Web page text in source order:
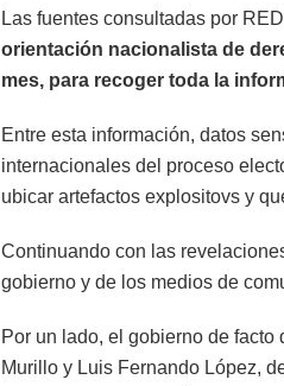
Las fuentes consultadas por
orientación nacionalista de
mes, para recoger toda la
Entre esta información, datos
internacionales del proceso
ubicar artefactos explositovs y
Continuando con las
gobierno y de los medios de
Por un lado, el gobierno de
Murillo y Luis Fernando López,